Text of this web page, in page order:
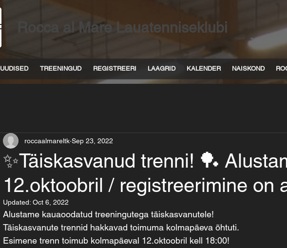
Rocca al Mare Lauatenniseklubi
UUDISED TREENINGUD REGISTREERI LAAGRID KALENDER NAISKOND
✨Täiskasvanud trenni! 🏓
12.oktoobril / registreerimine on
roccaalmareltk Sep 23, 2022
Updated: Oct 6, 2022
Alustame kauaoodatud treeningutega täiskasvanutele!
Täiskasvanute trennid hakkavad toimuma kolmapäeva õhtuti.
Esimene trenn toimub kolmapäeval 12.oktoobril kell 18:00!